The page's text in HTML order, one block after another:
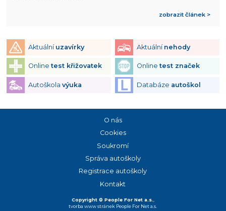
zobrazit článek >
Aktuální uzavírky Aktuální nehody
Onlinetest křižovatek Onlinetest značek
Autoškola výuka Databáze autoškol
Copyright © People For Net a.s.
tvorba www stránek People For Net a.s.
O nás
Cookies
Soukromí
Správa autoškoly
Registrace autoškoly
Kontakt